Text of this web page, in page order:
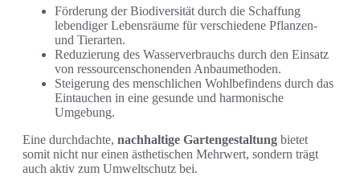
Förderung der Biodiversität durch die Schaffung
lebendiger Lebensräume für verschiedene Pflanzen-
und Tierarten.
Reduzierung des Wasserverbrauchs durch den Einsatz
von ressourcenschonenden Anbaumethoden.
Steigerung des menschlichen Wohlbefindens durch das
Eintauchen in eine gesunde und harmonische
Umgebung.
Eine durchdachte, nachhaltige Gartengestaltung bietet
somit nicht nur einen ästhetischen Mehrwert, sondern trägt
auch aktiv zum Umweltschutz bei.